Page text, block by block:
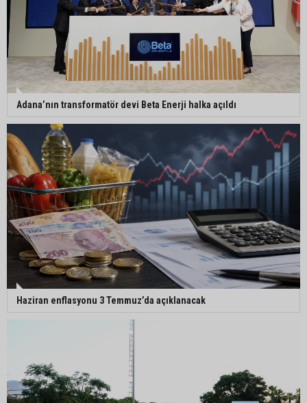
Ayhan Barut: "Sıcaklar yaşam hakkını tehdit
ediyor"
Adana’nın transformatör devi Beta Enerji halka açıldı
Haziran enflasyonu 3 Temmuz’da açıklanacak